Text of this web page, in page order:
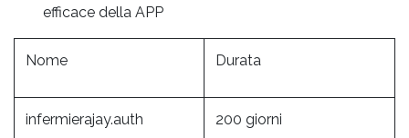
efficace della APP
Nome Durata
infermierajay.auth 200 giorni